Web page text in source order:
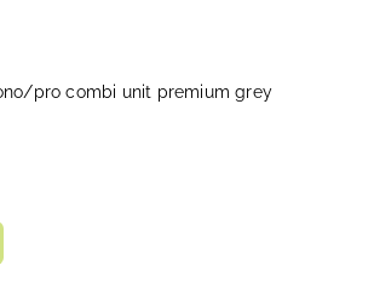
pro combi unit premium grey